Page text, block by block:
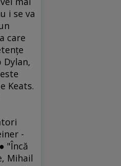
i se va
care
Dylan,
Keats.
-
"Încă
Mihail